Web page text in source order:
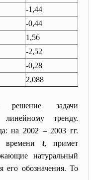
-1,44
-0,44
1,56
-2,52
-0,28
2,088
решение задачи
тренду.
на 2002 – 2003 гг.
времени t, примет
натуральный
его обозначения. То